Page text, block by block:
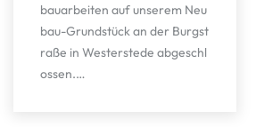
bauarbeiten auf unserem Neu
bau-Grundstück an der Burgst
raße in Westerstede abgeschl
ossen.…